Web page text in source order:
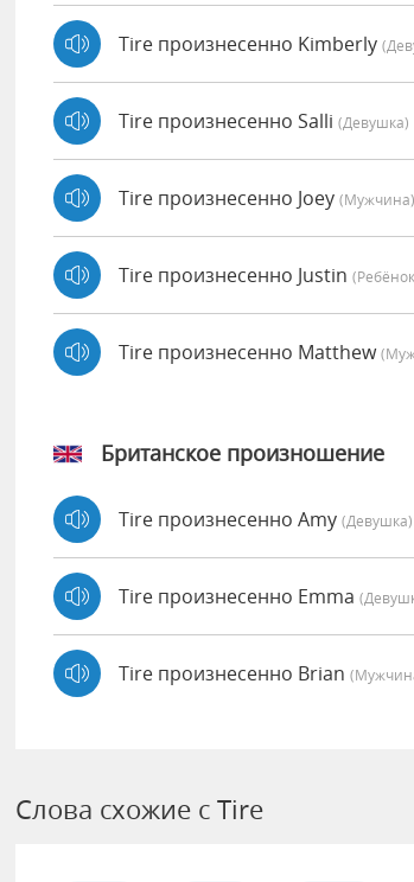
Tire произнесенно Kimberly
Tire произнесенно Salli (девушка)
Tire произнесенно Joey (мужчина)
Tire произнесенно Justin
Tire произнесенно Matthew
Британское произношение
Tire произнесенно Amy (девушка)
Tire произнесенно Emma
Tire произнесенно Brian
Слова схожие с Tire